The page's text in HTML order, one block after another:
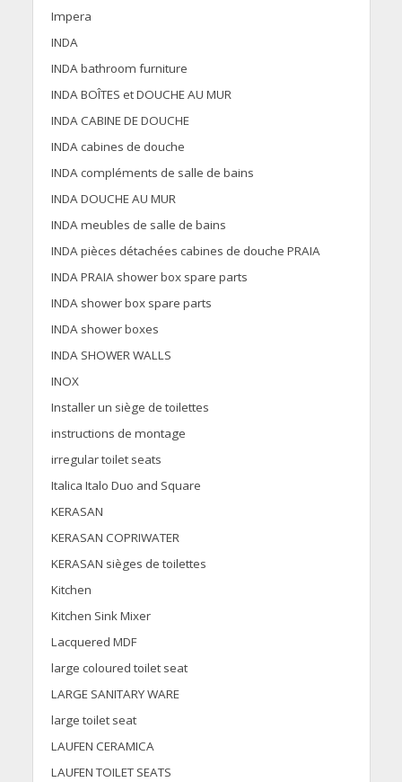
Impera
INDA
INDA bathroom furniture
INDA BOÎTES et DOUCHE AU MUR
INDA CABINE DE DOUCHE
INDA cabines de douche
INDA compléments de salle de bains
INDA DOUCHE AU MUR
INDA meubles de salle de bains
INDA pièces détachées cabines de douche PRAIA
INDA PRAIA shower box spare parts
INDA shower box spare parts
INDA shower boxes
INDA SHOWER WALLS
INOX
Installer un siège de toilettes
instructions de montage
irregular toilet seats
Italica Italo Duo and Square
KERASAN
KERASAN COPRIWATER
KERASAN sièges de toilettes
Kitchen
Kitchen Sink Mixer
Lacquered MDF
large coloured toilet seat
LARGE SANITARY WARE
large toilet seat
LAUFEN CERAMICA
LAUFEN TOILET SEATS